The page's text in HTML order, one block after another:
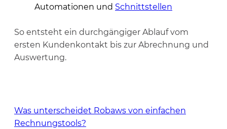
Automationen und Schnittstellen
So entsteht ein durchgängiger Ablauf vom
ersten Kundenkontakt bis zur Abrechnung und
Auswertung.
Was unterscheidet Robaws von einfachen
Rechnungstools?